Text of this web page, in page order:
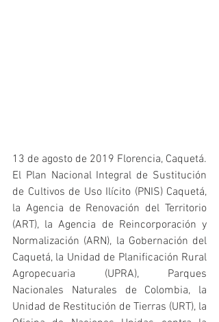
13 de agosto de 2019 Florencia, Caquetá.
El Plan Nacional Integral de Sustitución
de Cultivos de Uso Ilícito (PNIS) Caquetá,
la Agencia de Renovación del Territorio
(ART), la Agencia de Reincorporación y
Normalización (ARN), la Gobernación del
Caquetá, la Unidad de Planificación Rural
Agropecuaria (UPRA), Parques
Nacionales Naturales de Colombia, la
Unidad de Restitución de Tierras (URT), la